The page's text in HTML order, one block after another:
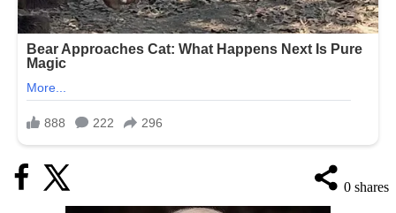
0 shares